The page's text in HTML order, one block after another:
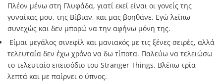
Πλέον μένω στη Γλυφάδα, γιατί εκεί είναι οι γονείς της
γυναίκας μου, της Βίβιαν, και μας βοηθάνε. Εγώ λείπω
συνεχώς και δεν μπορώ να την αφήνω μόνη της.
Είμαι μεγάλος σινεφίλ και μανιακός με τις ξένες σειρές, αλλά
τελευταία δεν έχω χρόνο να δω τίποτα. Παλεύω να τελειώσω
το τελευταίο επεισόδιο του Stranger Things. Βλέπω τρία
λεπτά και με παίρνει ο ύπνος.